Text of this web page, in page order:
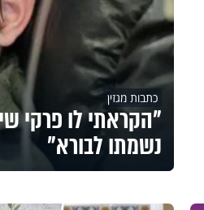
כתבות מגזין
"הקראתי לו פרקי
נשמתו לבורא"